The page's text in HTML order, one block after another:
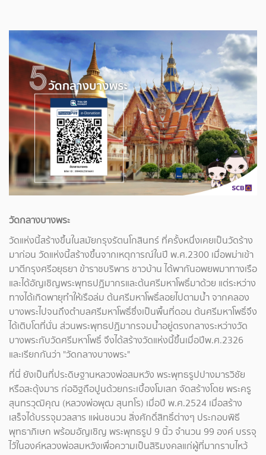
วัดกลางบางพระ
วัดแห่งนี้สร้างขึ้นในสมัยกรุงรัตนโกสินทร์ ที่ครั้งหนึ่งเคยเป็นวัดร้าง
มาก่อน วัดแห่งนี้สร้างขึ้นจากเหตุการณ์ในปี พ.ศ.2300 เมื่อพม่าเข้า
มาตีกรุงศรีอยุธยา ข้าราชบริพาร ชาวบ้าน ได้พากันอพยพมาทางเรือ
และได้อัญเชิญพระพุทธปฏิมากรและต้นศรีมหาโพธิ์มาด้วย แต่ระหว่าง
ทางได้เกิดพายุทำให้เรือล่ม ต้นศรีมหาโพธิ์ลอยไปตามน้ำ จากคลอง
บางพระไปจนถึงตำบลศรีมหาโพธิ์ซึ่งเป็นพื้นที่ดอน ต้นศรีมหาโพธิ์จึง
ได้เติบโตที่นั่น ส่วนพระพุทธปฏิมากรจมน้ำอยู่ตรงกลางระหว่างวัด
บางพระกับวัดศรีมหาโพธิ์ จึงได้สร้างวัดแห่งนี้ขึ้นเมื่อปีพ.ศ.2326
และเรียกกันว่า "วัดกลางบางพระ"
ที่นี่ ยังเป็นที่ประดิษฐานหลวงพ่อสมหวัง พระพุทธรูปปางมารวิชัย
หรือสะดุ้งมาร ก่ออิฐถือปูนด้วยกระเบื้องโมเสก จัดสร้างโดย พระครู
สุนทรวุฒิคุณ (หลวงพ่อพุฒ สุนทโร) เมื่อปี พ.ศ.2524 เมื่อสร้าง
เสร็จได้บรรจุมวลสาร แผ่นชนวน สิ่งศักดิ์สิทธิ์ต่างๆ ประกอบพิธี
พุทธาภิเษก พร้อมอัญเชิญ พระพุทธรูป 9 นิ้ว จำนวน 99 องค์ บรรจุ
ไวัในองค์หลวงพ่อสมหวังเพื่อความเป็นสิริมงคลแก่ผู้ที่มากราบไหว้